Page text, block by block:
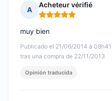
A
Acheteur vérifié
Nota: 5 de 5
Publicado el 21/06/2014 à 08h41
tras una compra de 22/11/2013
muy bien
Opinión traducida